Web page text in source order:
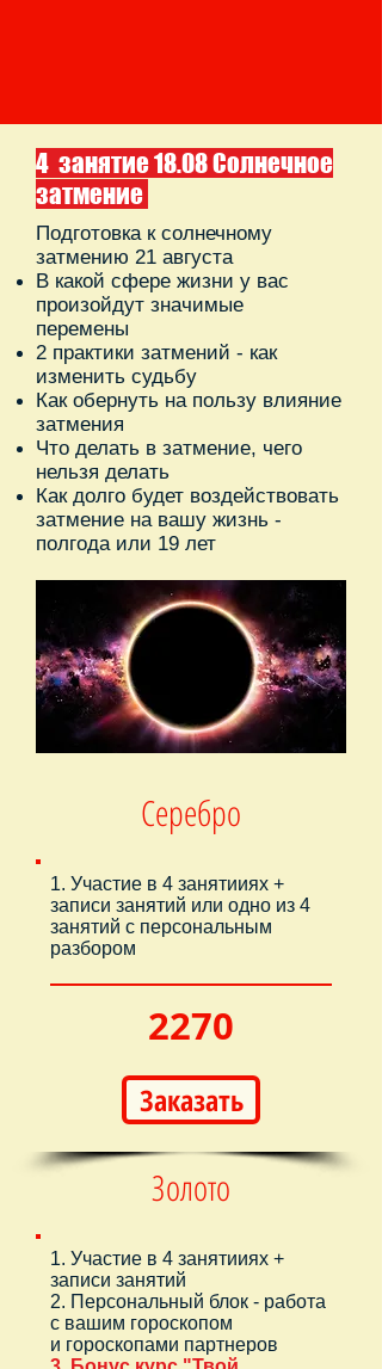
4 занятие 18.08 Солнечное
затмение
Подготовка к солнечному
затмению​ 21 августа
В какой сфере жизни у вас
произойдут значимые
перемены
2 практики затмений - как
изменить судьбу
Как обернуть на пользу влияние
затмения
Что делать в затмение, чего
нельзя делать
Как долго будет воздействовать
затмение на вашу жизнь -
полгода или 19 лет
Серебро
1. Участие в 4 занятииях +
записи занятий или одно из 4
занятий с персональным
разбором
2270
Заказать
Золото
1. Участие в 4 занятииях +
записи занятий
2. Персональный блок - работа
с вашим гороскопом
и гороскопами партнеров